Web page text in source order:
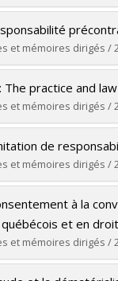
le document
:Adil, Hind
: Doctorat
obtenu :LL. D.
le document
et mémoires dirigés /
:Blanc, Valérie
: Maîtrise
obtenu :LL. M.
le document
The practice and
et mémoires dirigés /
:Gozlan, Audi
: Doctorat
obtenu :LL. D.
le document
de
et mémoires dirigés /
:Ramirez
:Maîtrise
obtenu :LL. M.
le document
à la
et en
et mémoires dirigés /